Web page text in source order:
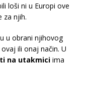
loši ni u Europi ove
za njih.
u obrani njihovog
ili onaj način. U
na utakmici ima